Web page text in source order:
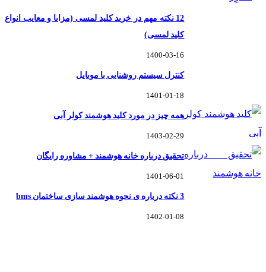
12 نکته مهم در خرید کلید لمسی (مزایا و معایب انواع
کلید لمسی)
1400-03-16
کنترل سیستم روشنایی با موبایل
1401-01-18
همه چیز در مورد کلید هوشمند کولر آبی
1403-02-29
تحقیق درباره خانه هوشمند + مشاوره رایگان
1401-06-01
3 نکته درباره ی نحوه هوشمند سازی ساختمان bms
1402-01-08